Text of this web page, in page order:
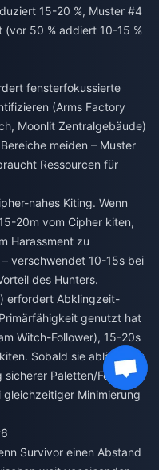
15-20 %, Muster #4
50 % addiert 10-15 %
fensterfokussierte
(Arms Factory
Moonlit Zentralgebäude)
meiden – Muster
Ressourcen für
nahes Kiting. Wenn
20m vom Cipher kiten,
Harassment zu
verschwendet 10-15s bei
des Hunters.
erfordert Abklingzeit-
genutzt hat
Witch-Follower), 15-20s
Sobald sie abläuft, zu
Paletten/Fenster
Minimierung
Survivor einen Abstand